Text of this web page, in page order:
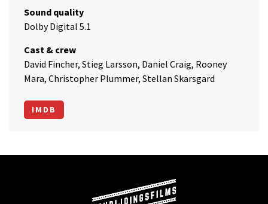
Sound quality
Dolby Digital 5.1
Cast & crew
David Fincher, Stieg Larsson, Daniel Craig, Rooney
Mara, Christopher Plummer, Stellan Skarsgard
IMDB